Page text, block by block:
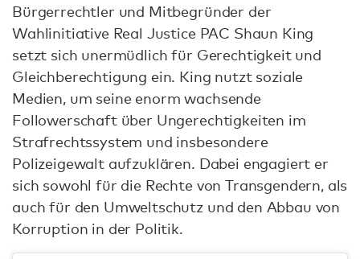
Bürgerrechtler und Mitbegründer der
Wahlinitiative Real Justice PAC Shaun King
setzt sich unermüdlich für Gerechtigkeit und
Gleichberechtigung ein. King nutzt soziale
Medien, um seine enorm wachsende
Followerschaft über Ungerechtigkeiten im
Strafrechtssystem und insbesondere
Polizeigewalt aufzuklären. Dabei engagiert er
sich sowohl für die Rechte von Transgendern, als
auch für den Umweltschutz und den Abbau von
Korruption in der Politik.